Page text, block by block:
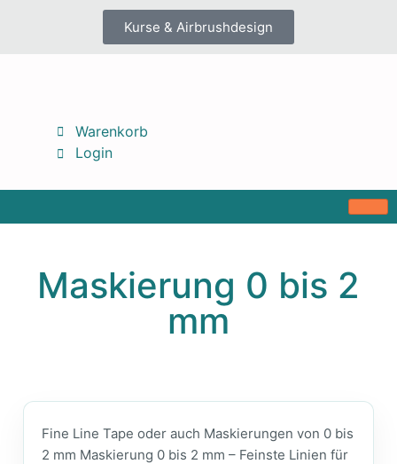
Kurse & Airbrushdesign
Warenkorb
Login
Maskierung 0 bis 2
mm
Fine Line Tape oder auch Maskierungen von 0 bis
2 mm Maskierung 0 bis 2 mm – Feinste Linien für